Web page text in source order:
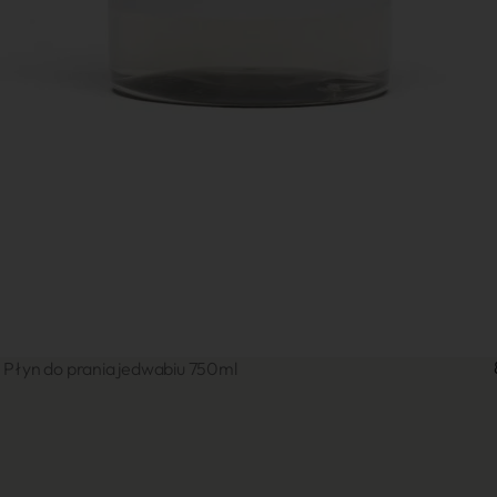
Płyn do prania jedwabiu 750ml